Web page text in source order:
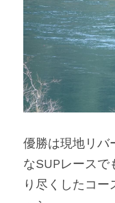
優勝は現地リバ
なSUPレースで
り尽くしたコ